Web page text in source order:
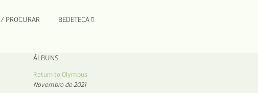
/ PROCURAR BEDETECA
ÁLBUNS
Return to Olympus
Novembro de 2021